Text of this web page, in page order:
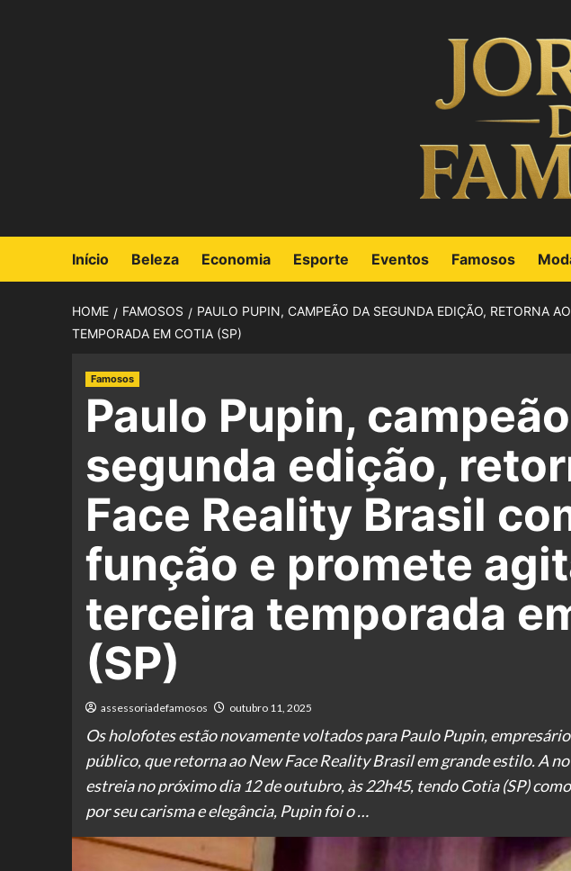
Início Beleza Economia Esporte Eventos Famosos
HOME FAMOSOS
PAULO PUPIN, CAMPEÃO DA SEGUNDA EDIÇÃO, RETORNA
TEMPORADA EM COTIA (SP)
Famosos
Paulo Pupin,
segunda edição,
Face Reality Brasil
função e promete
terceira temporada
(SP)
assessoriadefamosos outubro 11, 2025
Os holofotes estão novamente voltados para Paulo Pupin,
público, que retorna ao New Face Reality Brasil em grande estilo. A
estreia no próximo dia 12 de outubro, às 22h45, tendo Cotia (SP)
por seu carisma e elegância, Pupin foi o …